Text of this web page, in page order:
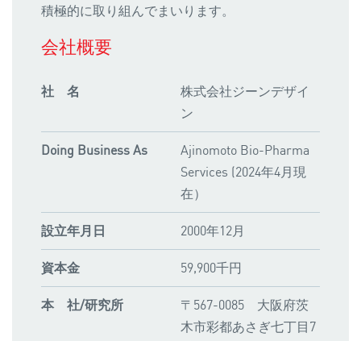
積極的に取り組んでまいります。
会社概要
社 名
株式会社ジーンデザイ
ン
Doing Business As
Ajinomoto Bio-Pharma
Services (2024年4月現
在）
設立年月日 2000年12月
資本金 59,900千円
本 社/研究所
〒567-0085 大阪府茨
木市彩都あさぎ七丁目7